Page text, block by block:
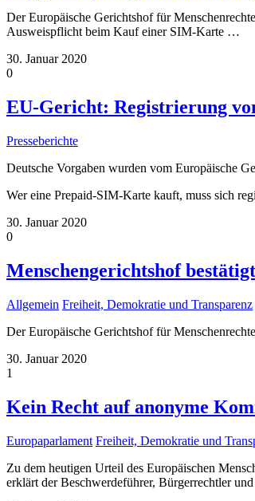
Der Europäische Gerichtshof für
Ausweispflicht beim Kauf einer SIM-Karte …
30. Januar 2020
0
EU-Gericht: Registrierung
Presseberichte
Deutsche Vorgaben wurden vom Europäische
Wer eine Prepaid-SIM-Karte kauft, muss sich
30. Januar 2020
0
Menschengerichtshof
Allgemein Freiheit, Demokratie und Transparenz
Der Europäische Gerichtshof für
30. Januar 2020
1
Kein Recht auf anonyme
Europaparlament Freiheit, Demokratie und
Zu dem heutigen Urteil des Europäischen
erklärt der Beschwerdeführer, Bürgerrechtler